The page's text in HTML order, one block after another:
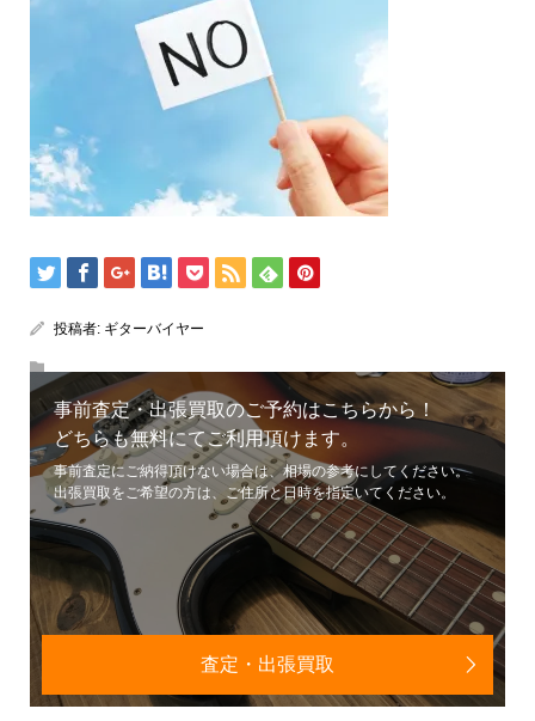
投稿者: ギターバイヤー
事前査定・出張買取のご予約はこちらから！
どちらも無料にてご利用頂けます。
事前査定にご納得頂けない場合は、相場の参考にしてください。
出張買取をご希望の方は、ご住所と日時を指定いてください。
査定・出張買取